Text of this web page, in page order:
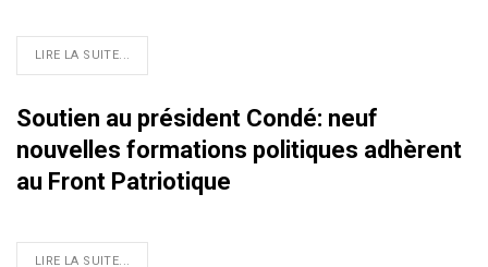
LIRE LA SUITE...
Soutien au président Condé: neuf
nouvelles formations politiques adhèrent
au Front Patriotique
LIRE LA SUITE...